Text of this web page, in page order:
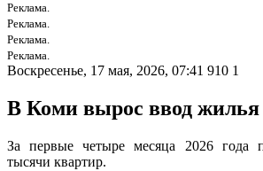
Реклама.
Реклама.
Реклама.
Реклама.
Воскресенье, 17 мая, 2026, 07:41 910 1
В Коми вырос ввод жилья
За первые четыре месяца 2026 года
тысячи квартир.